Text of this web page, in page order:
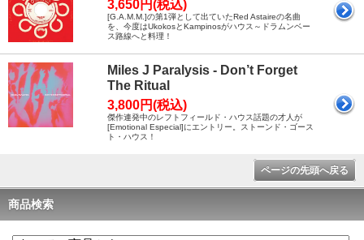
3,650円(税込)
[G.A.M.M.]の第1弾として出ていたRed Astaireの名曲
を、今度はUkokosとKampinosがハウス～ドラムンベー
ス路線へと料理！
Miles J Paralysis - Don’t Forget
The Ritual
3,800円(税込)
傑作連発中のレフトフィールド・ハウス話題の才人が
[Emotional Especial]にエントリー。ストーンド・ゴース
ト・ハウス！
ページの先頭へ戻る
商品検索